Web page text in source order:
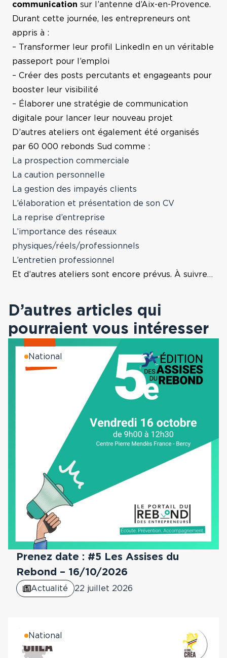
Toutes nos régions
communication sur l’antenne d’Aix-en-Provence.
Durant cette journée, les entrepreneurs ont
appris à :
– Transformer leur profil LinkedIn en un véritable
passeport pour l’emploi
– Créer des posts percutants et engageants pour
booster leur visibilité
– Élaborer une stratégie de communication
digitale pour lancer leur nouveau projet
D’autres ateliers ont également été organisés
par 60 000 rebonds Sud comme :
La prospection commerciale
La caution personnelle
La gestion des impayés clients
L’élaboration et présentation de son CV
La reprise d’entreprise
L’importance des réseaux
physiques/réels/professionnels
L’entretien professionnel
Et d’autres ateliers sont encore prévus. À suivre…
D’autres articles qui
pourraient vous intéresser
National
Prenez date : #5 Les Assises du
Rebond – 16/10/2026
Actualité 22 juillet 2026
National